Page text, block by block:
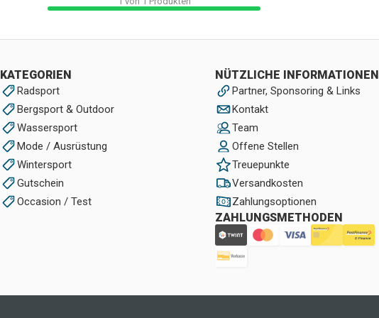
KATEGORIEN
Radsport
Bergsport & Outdoor
Wassersport
Mode / Ausrüstung
Wintersport
Gutschein
Occasion / Test
NÜTZLICHE INFORMATIONEN
Partner, Sponsoring & Links
Kontakt
Team
Offene Stellen
Treuepunkte
Versandkosten
Zahlungsoptionen
ZAHLUNGSMETHODEN